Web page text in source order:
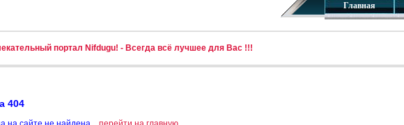
Главная
портал Nifdugu! - Всегда всё лучшее для Вас !!!
404